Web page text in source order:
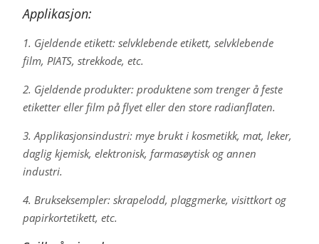
Applikasjon:
1. Gjeldende etikett: selvklebende etikett, selvklebende
film, PIATS, strekkode, etc.
2. Gjeldende produkter: produktene som trenger å feste
etiketter eller film på flyet eller den store radianflaten.
3. Applikasjonsindustri: mye brukt i kosmetikk, mat, leker,
daglig kjemisk, elektronisk, farmasøytisk og annen
industri.
4. Brukseksempler: skrapelodd, plaggmerke, visittkort og
papirkortetikett, etc.